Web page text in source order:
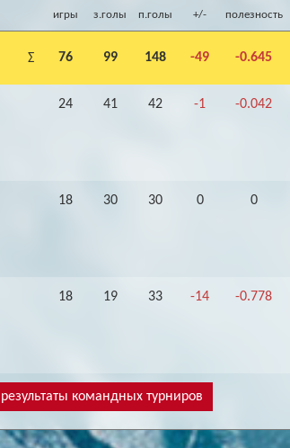
игры з.голы п.голы +/- полезность
Σ 76 99 148 -49 -0.645
24 41 42 -1 -0.042
18 30 30 0 0
18 19 33 -14 -0.778
результаты командных турниров